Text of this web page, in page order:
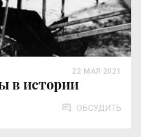
в истории
22 МАЯ 2021
ОБСУДИТЬ